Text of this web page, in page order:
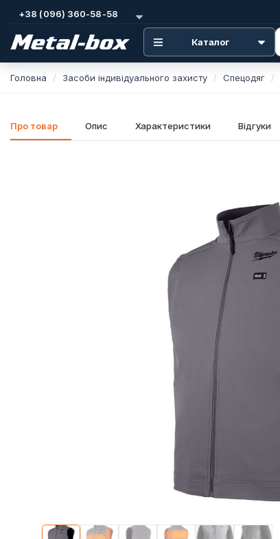
+38 (096) 360-58-58
Каталог
Головна Засоби індивідуального захисту Спецодяг
Про товар Опис Характеристики Відгуки